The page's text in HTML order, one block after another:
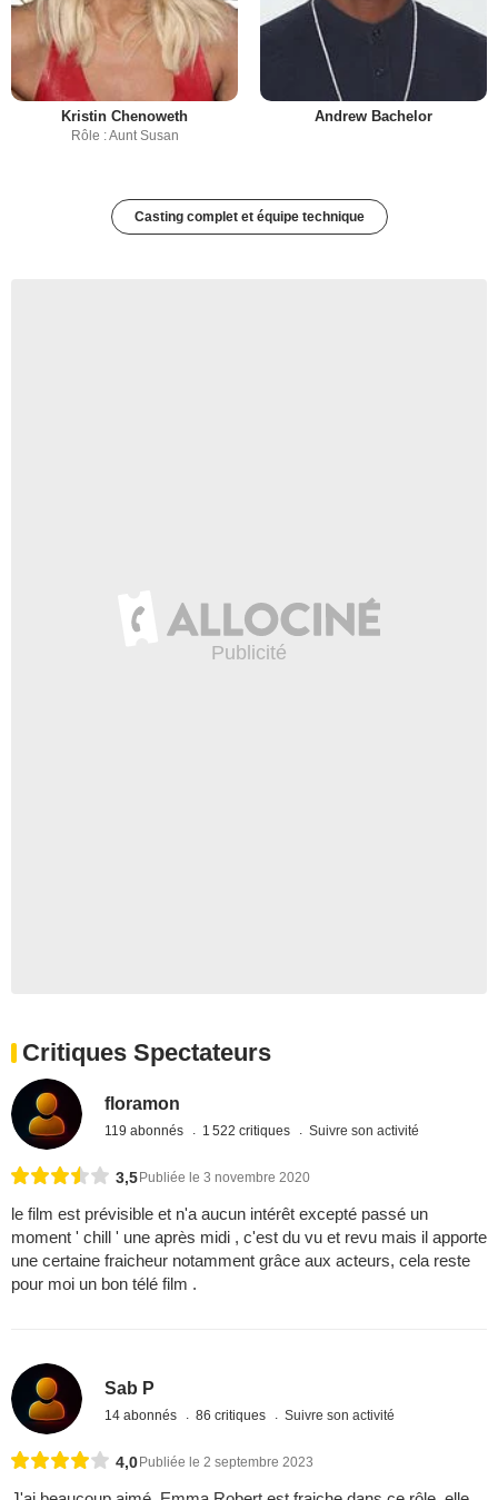
Kristin Chenoweth
Rôle : Aunt Susan
Andrew Bachelor
Casting complet et équipe technique
Critiques Spectateurs
floramon
119 abonnés 1 522 critiques Suivre son activité
3,5Publiée le 3 novembre 2020
le film est prévisible et n'a aucun intérêt excepté passé un
moment ' chill ' une après midi , c'est du vu et revu mais il apporte
une certaine fraicheur notamment grâce aux acteurs, cela reste
pour moi un bon télé film .
Sab P
14 abonnés 86 critiques Suivre son activité
4,0 Publiée le 2 septembre 2023